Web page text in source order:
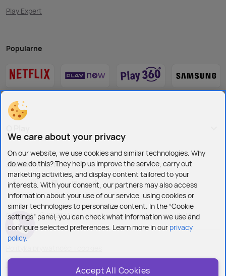
Play Expert
Popularne
Jesteśmy też tu:
Copyright © 2026 Play - wszelkie prawa zastrzeżone dla Play
Ustawienia plików cookies
We care about your privacy
On our website, we use cookies and similar technologies. Why
do we do this? They help us improve the service, carry out
marketing activities, and display content tailored to your
interests. With your consent, our partners may also access
information about your use of our service, using cookies or
similar technologies to personalize content. In the “Cookie
settings” panel, you can check what information we use and
configure selected preferences. Learn more in our privacy
policy.
Accept All Cookies